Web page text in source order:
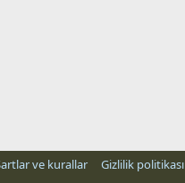
ve kurallar Gizlilik politikası